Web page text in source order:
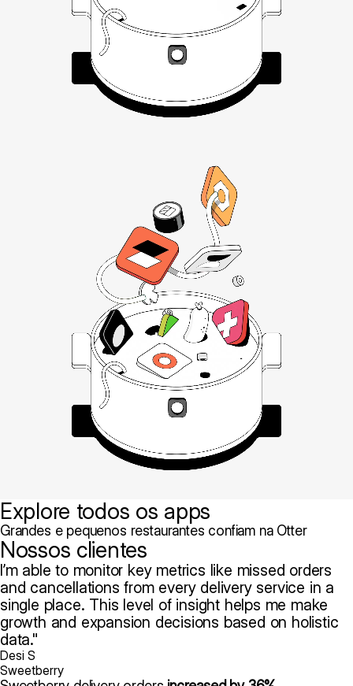
Explore todos os apps
Grandes e pequenos restaurantes confiam na Otter
Nossos clientes
I’m able to monitor key metrics like missed orders
and cancellations from every delivery service in a
single place. This level of insight helps me make
growth and expansion decisions based on holistic
data.
Desi S
Sweetberry